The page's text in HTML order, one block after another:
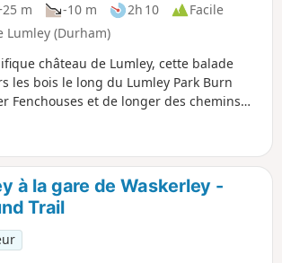
m -10 m 2h 10
Facile
Lumley (Durham)
château de Lumley, cette balade
les bois le long du Lumley Park Burn
Fenchouses et de longer des chemins
Meadows.
à la gare de Waskerley -
Trail